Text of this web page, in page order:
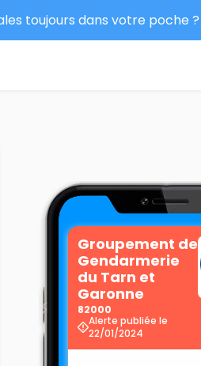
toujours dans votre poche ?
Groupement de
Gendarmerie
du Tarn et
Garonne
82000
Alerte publiée le
22/01/2024